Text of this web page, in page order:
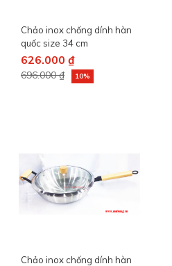
Chảo inox chống dính hàn
quốc size 34 cm
626.000 ₫
696.000 ₫ 10%
Chảo inox chống dính hàn